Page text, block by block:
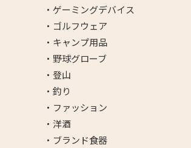
・ゲーミングデバイス
・ゴルフウェア
・キャンプ用品
・野球グローブ
・登山
・釣り
・ファッション
・洋酒
・ブランド食器